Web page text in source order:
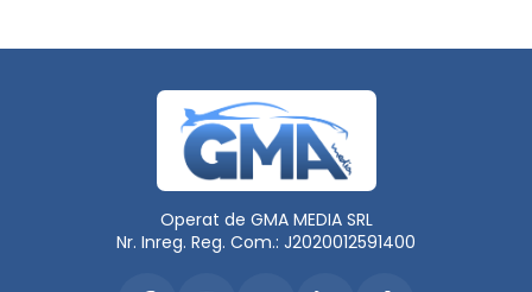
Operat de GMA MEDIA SRL
Nr. Inreg. Reg. Com.: J2020012591400